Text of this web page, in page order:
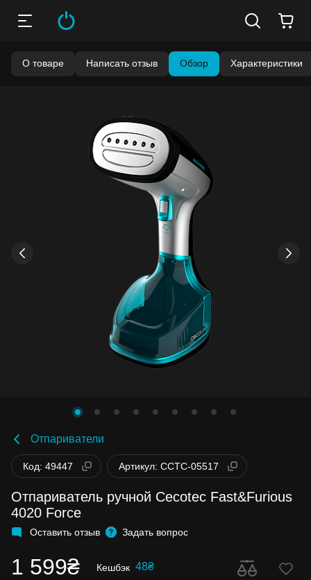
О товаре Написать отзыв Обзор Характеристики
‹ ›
Отпариватели
Код: 49447 Артикул: CCTC-05517
Отпариватель ручной Cecotec Fast&Furious
4020 Force
Оставить отзыв Задать вопрос
1 599₴ Кешбэк 48₴
Баланс можно проверить в личном кабинете в разделе
Накопленными бонусами можно оплатить до 99% стоимости
следующей покупки:детальнее